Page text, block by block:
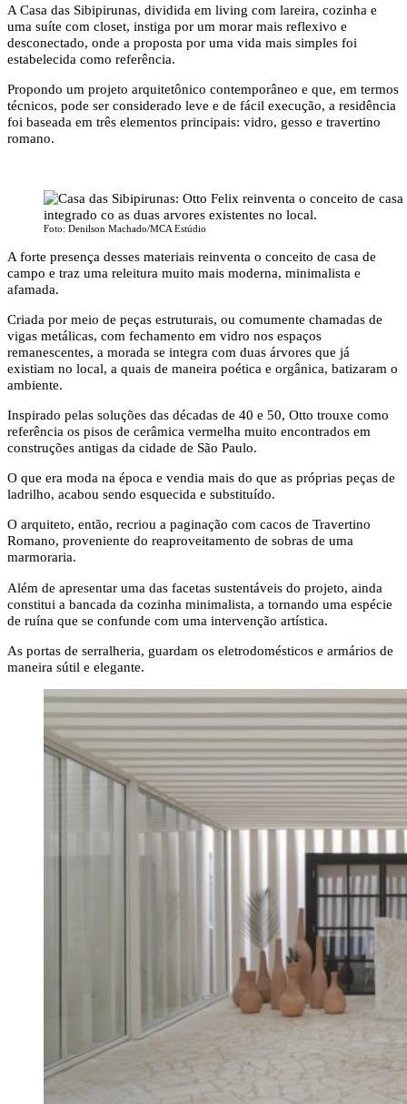
A Casa das Sibipirunas, dividida em living com lareira, cozinha e
uma suíte com closet, instiga por um morar mais reflexivo e
desconectado, onde a proposta por uma vida mais simples foi
estabelecida como referência.
Propondo um projeto arquitetônico contemporâneo e que, em termos
técnicos, pode ser considerado leve e de fácil execução, a residência
foi baseada em três elementos principais: vidro, gesso e travertino
romano.
Foto: Denilson Machado/MCA Estúdio
A forte presença desses materiais reinventa o conceito de casa de
campo e traz uma releitura muito mais moderna, minimalista e
afamada.
Criada por meio de peças estruturais, ou comumente chamadas de
vigas metálicas, com fechamento em vidro nos espaços
remanescentes, a morada se integra com duas árvores que já
existiam no local, a quais de maneira poética e orgânica, batizaram o
ambiente.
Inspirado pelas soluções das décadas de 40 e 50, Otto trouxe como
referência os pisos de cerâmica vermelha muito encontrados em
construções antigas da cidade de São Paulo.
O que era moda na época e vendia mais do que as próprias peças de
ladrilho, acabou sendo esquecida e substituído.
O arquiteto, então, recriou a paginação com cacos de Travertino
Romano, proveniente do reaproveitamento de sobras de uma
marmoraria.
Além de apresentar uma das facetas sustentáveis do projeto, ainda
constitui a bancada da cozinha minimalista, a tornando uma espécie
de ruína que se confunde com uma intervenção artística.
As portas de serralheria, guardam os eletrodomésticos e armários de
maneira sútil e elegante.